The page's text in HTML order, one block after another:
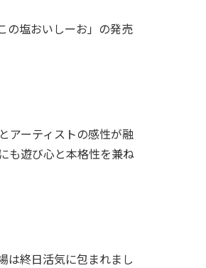
の塩おいしーお」の発売
アーティストの感性が融
も遊び心と本格性を兼ね
は終日活気に包まれまし